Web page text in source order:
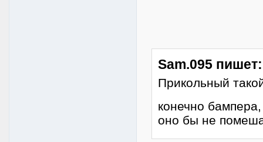
Sam.095 пишет:
Прикольный
конечно
оно бы не